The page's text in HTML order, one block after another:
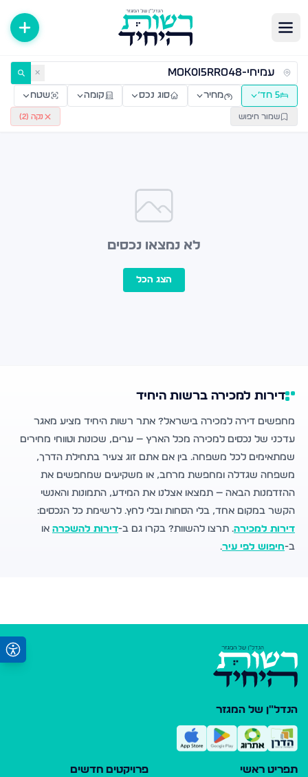
דירות למכירה ולהשכרה — רשות היחיד ✕
5 חד׳ מחיר סוג נכס קומה שטח
שמור חיפוש נקה (2
)
לא נמצאו נכסים
הצג הכל
דירות למכירה ברשות היחיד
מחפשים דירה למכירה בישראל? אתר רשות היחיד מציע מאגר
עדכני של נכסים למכירה מכל הארץ — ערים, שכונות וטווחי מחירים
שמתאימים לכל משפחה. בין אם אתם זוג צעיר בתחילת הדרך,
משפחה שגדלה ומחפשת מרחב, או משקיעים שמחפשים את
ההזדמנות הבאה — תמצאו אצלנו את המידע, התמונות והאנשי
הקשר במקום אחד, בלי הסחות ובלי לחץ. לרשימת כל הנכסים:
דירות למכירה. תרצו להשוות? בקרו גם ב-דירות להשכרה או
ב-חיפוש לפי עיר.
הנדל"ן של המגזר
תפריט ראשי פרויקטים חדשים